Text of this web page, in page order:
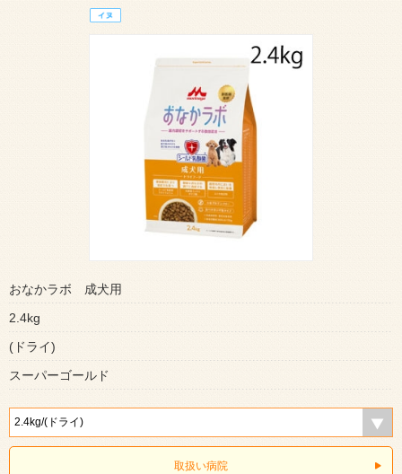
おなかラボ 成犬用
2.4kg
(ドライ)
スーパーゴールド
取扱い病院